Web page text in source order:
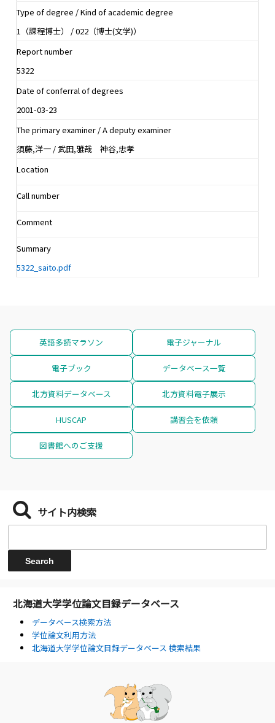
Type of degree / Kind of academic degree
1（課程博士） / 022（博士(文学)）
Report number
5322
Date of conferral of degrees
2001-03-23
The primary examiner / A deputy examiner
須藤,洋一 / 武田,雅哉 神谷,忠孝
Location
Call number
Comment
Summary
5322_saito.pdf
英語多読マラソン 電子ジャーナル
電子ブック データベース一覧
北方資料データベース 北方資料電子展示
HUSCAP 講習会を依頼
図書館へのご支援
サイト内検索
北海道大学学位論文目録データベース
データベース検索方法
学位論文利用方法
北海道大学学位論文目録データベース 検索結果